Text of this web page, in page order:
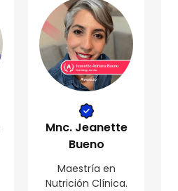
Mnc. Jeanette
Bueno
Maestría en
Nutrición Clínica.